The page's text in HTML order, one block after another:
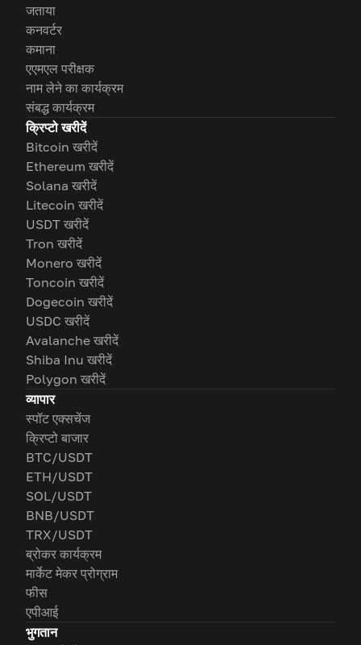
जताया
कनवर्टर
कमाना
एएमएल परीक्षक
नाम लेने का कार्यक्रम
संबद्ध कार्यक्रम
क्रिप्टो खरीदें
Bitcoin खरीदें
Ethereum खरीदें
Solana खरीदें
Litecoin खरीदें
USDT खरीदें
Tron खरीदें
Monero खरीदें
Toncoin खरीदें
Dogecoin खरीदें
USDC खरीदें
Avalanche खरीदें
Shiba Inu खरीदें
Polygon खरीदें
व्यापार
स्पॉट एक्सचेंज
क्रिप्टो बाजार
BTC/USDT
ETH/USDT
SOL/USDT
BNB/USDT
TRX/USDT
ब्रोकर कार्यक्रम
मार्केट मेकर प्रोग्राम
फीस
एपीआई
भुगतान